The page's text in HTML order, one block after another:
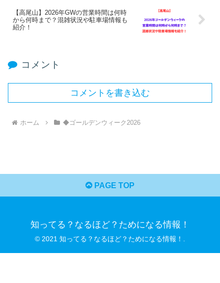
【高尾山】2026年GWの営業時間は何時
から何時まで？混雑状況や駐車場情報も
紹介！
コメント
コメントを書き込む
ホーム ◆ゴールデンウィーク2026
PAGE TOP
知ってる？なるほど？ためになる情報！
© 2021 知ってる？なるほど？ためになる情報！.